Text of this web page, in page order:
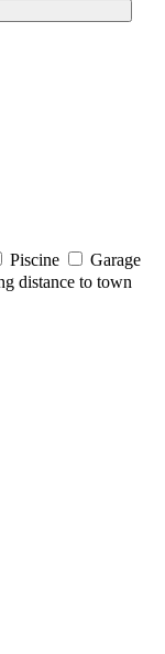
Piscine
Garage
distance to town